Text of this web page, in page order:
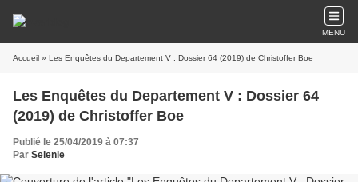
MENU
Accueil » Les Enquêtes du Departement V : Dossier 64 (2019) de Christoffer Boe
Les Enquêtes du Departement V : Dossier 64
(2019) de Christoffer Boe
Publié le 25/04/2019 à 07:37
Par Selenie